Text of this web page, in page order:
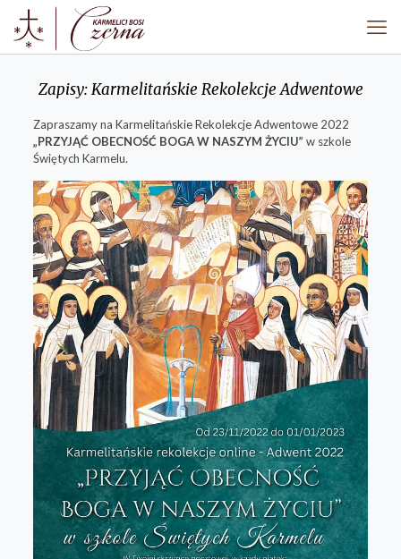
Zapisy: Karmelitańskie Rekolekcje Adwentowe
Zapraszamy na Karmelitańskie Rekolekcje Adwentowe 2022
„PRZYJĄĆ OBECNOŚĆ BOGA W NASZYM ŻYCIU” w szkole
Świętych Karmelu.